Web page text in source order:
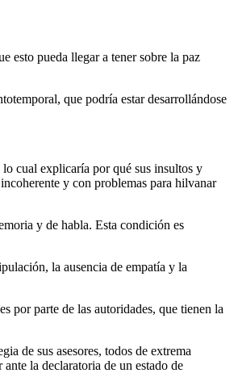
esto pueda llegar a tener sobre la paz
que podría estar desarrollándose
cual explicaría por qué sus insultos y
y con problemas para hilvanar
y de habla. Esta condición es
la ausencia de empatía y la
por parte de las autoridades, que tienen la
de sus asesores, todos de extrema
la declaratoria de un estado de